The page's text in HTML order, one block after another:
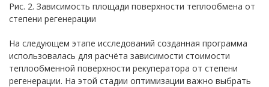
Рис. 2. Зависимость площади поверхности теплообмена от
степени регенерации
На следующем этапе исследований созданная программа
использовалась для расчёта зависимости стоимости
теплообменной поверхности рекуператора от степени
регенерации. На этой стадии оптимизации важно выбрать